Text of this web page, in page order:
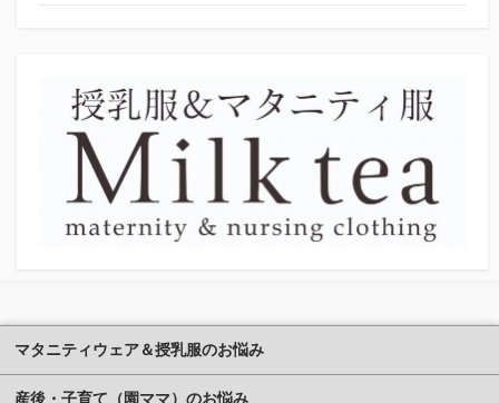
マタニティウェア＆授乳服のお悩み
産後・子育て（園ママ）のお悩み